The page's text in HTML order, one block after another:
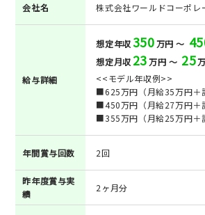
会社名 株式会社ワールドコーポレ
給与詳細
想定年収350万円 ～
想定月収 23万円 ～ 25
<<モデル年収例>>
■625万円（月給35万円＋
■450万円（月給27万円＋
■355万円（月給25万円＋
年間賞与回数 2回
昨年度賞与実
績
2ヶ月分